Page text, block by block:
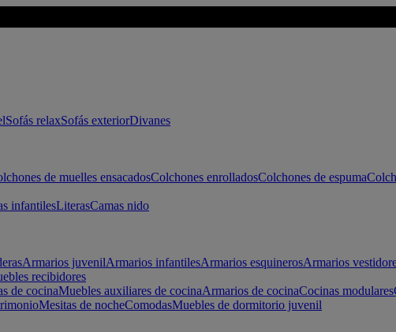
Sofás relaxSofás exteriorDivanes
de muelles ensacadosColchones enrolladosColchones de espuma
infantilesLiterasCamas nido
Armarios juvenilArmarios infantilesArmarios esquinerosArmarios
recibidores
de cocinaMuebles auxiliares de cocinaArmarios de cocinaCocinas modulares
Mesitas de nocheComodasMuebles de dormitorio juvenil